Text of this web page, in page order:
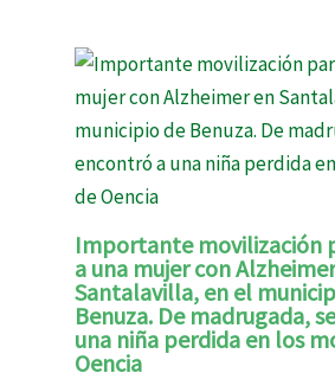
Importante movilización
a una mujer con
Santalavilla, en el
Benuza. De madrugada,
una niña perdida en los
Oencia